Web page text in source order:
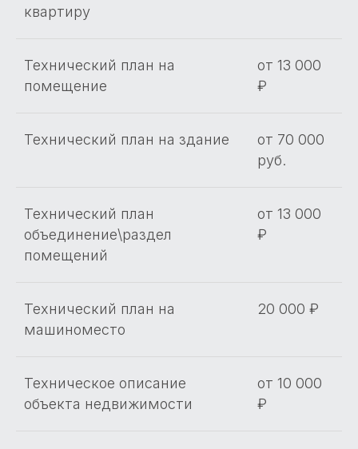
квартиру
Технический план на
помещение
от 13 000
₽
Технический план на здание
от 70 000
руб.
Технический план
объединение\раздел
помещений
от 13 000
₽
Технический план на
машиноместо
20 000 ₽
Техническое описание
объекта недвижимости
от 10 000
₽